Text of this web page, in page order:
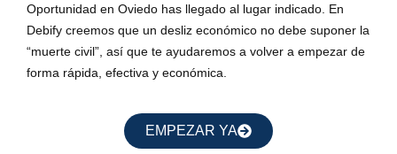
Oportunidad en Oviedo has llegado al lugar indicado. En
Debify creemos que un desliz económico no debe suponer la
“muerte civil”, así que te ayudaremos a volver a empezar de
forma rápida, efectiva y económica.
EMPEZAR YA